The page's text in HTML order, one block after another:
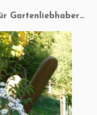
Gartenliebhaber…